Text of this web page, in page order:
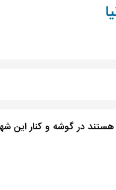
در گوشه و کنار این